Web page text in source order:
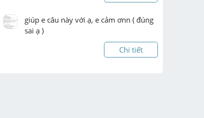
giúp e câu này với ạ, e cảm ơnn ( đúng
sai ạ )
Chi tiết